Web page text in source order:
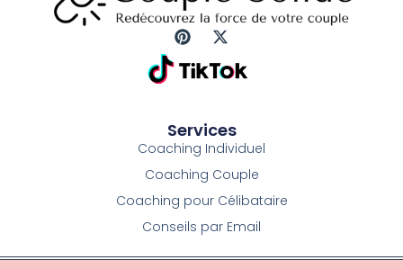
P
n
t
e
s
t
X
t
w
t
e
Services
Coaching Individuel
Coaching Couple
Coaching pour Célibataire
Conseils par Email